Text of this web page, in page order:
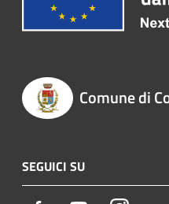
Comune di
SEGUICI SU